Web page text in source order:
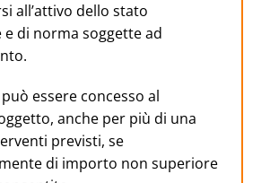
all’attivo dello stato
di norma soggette ad
essere concesso al
anche per più di una
previsti, se
di importo non superiore